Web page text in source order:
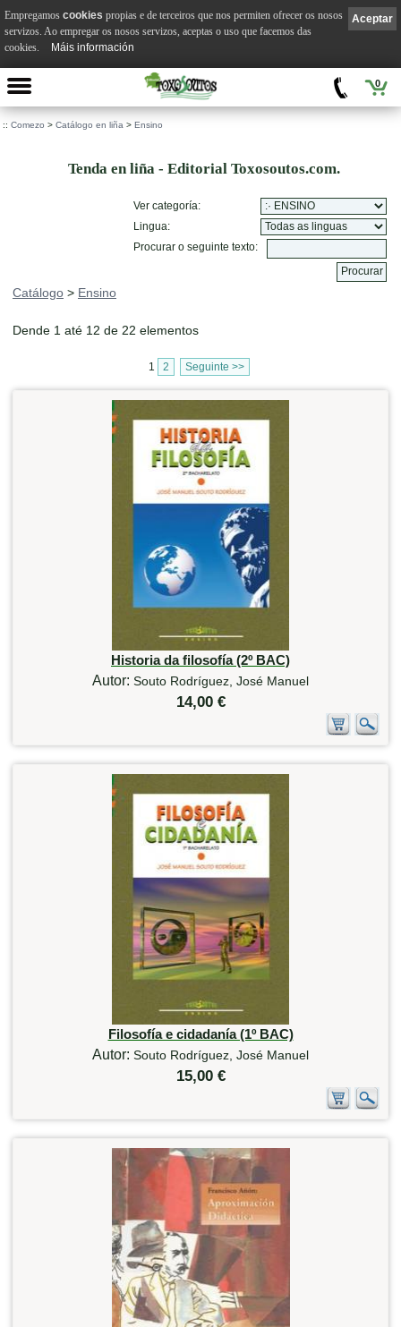
0
:: Comezo > Catálogo en liña > Ensino
Tenda en liña - Editorial Toxosoutos.com.
Ver categoría:
Lingua:
Procurar o seguinte texto:
Catálogo > Ensino
Dende 1 até 12 de 22 elementos
1 2 Seguinte >>
Historia da filosofía (2º BAC)
Autor: Souto Rodríguez, José Manuel
14,00 €
Filosofía e cidadanía (1º BAC)
Autor: Souto Rodríguez, José Manuel
15,00 €
Aceptar
Empregamos cookies propias e de terceiros que nos permiten ofrecer os nosos
servizos. Ao empregar os nosos servizos, aceptas o uso que facemos das
cookies.
Máis información